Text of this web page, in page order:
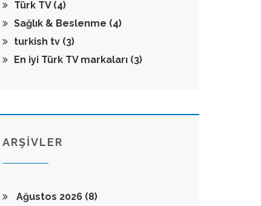
Türk TV (4)
Sağlık & Beslenme (4)
turkish tv (3)
En iyi Türk TV markaları (3)
ARŞİVLER
Ağustos 2026 (8)